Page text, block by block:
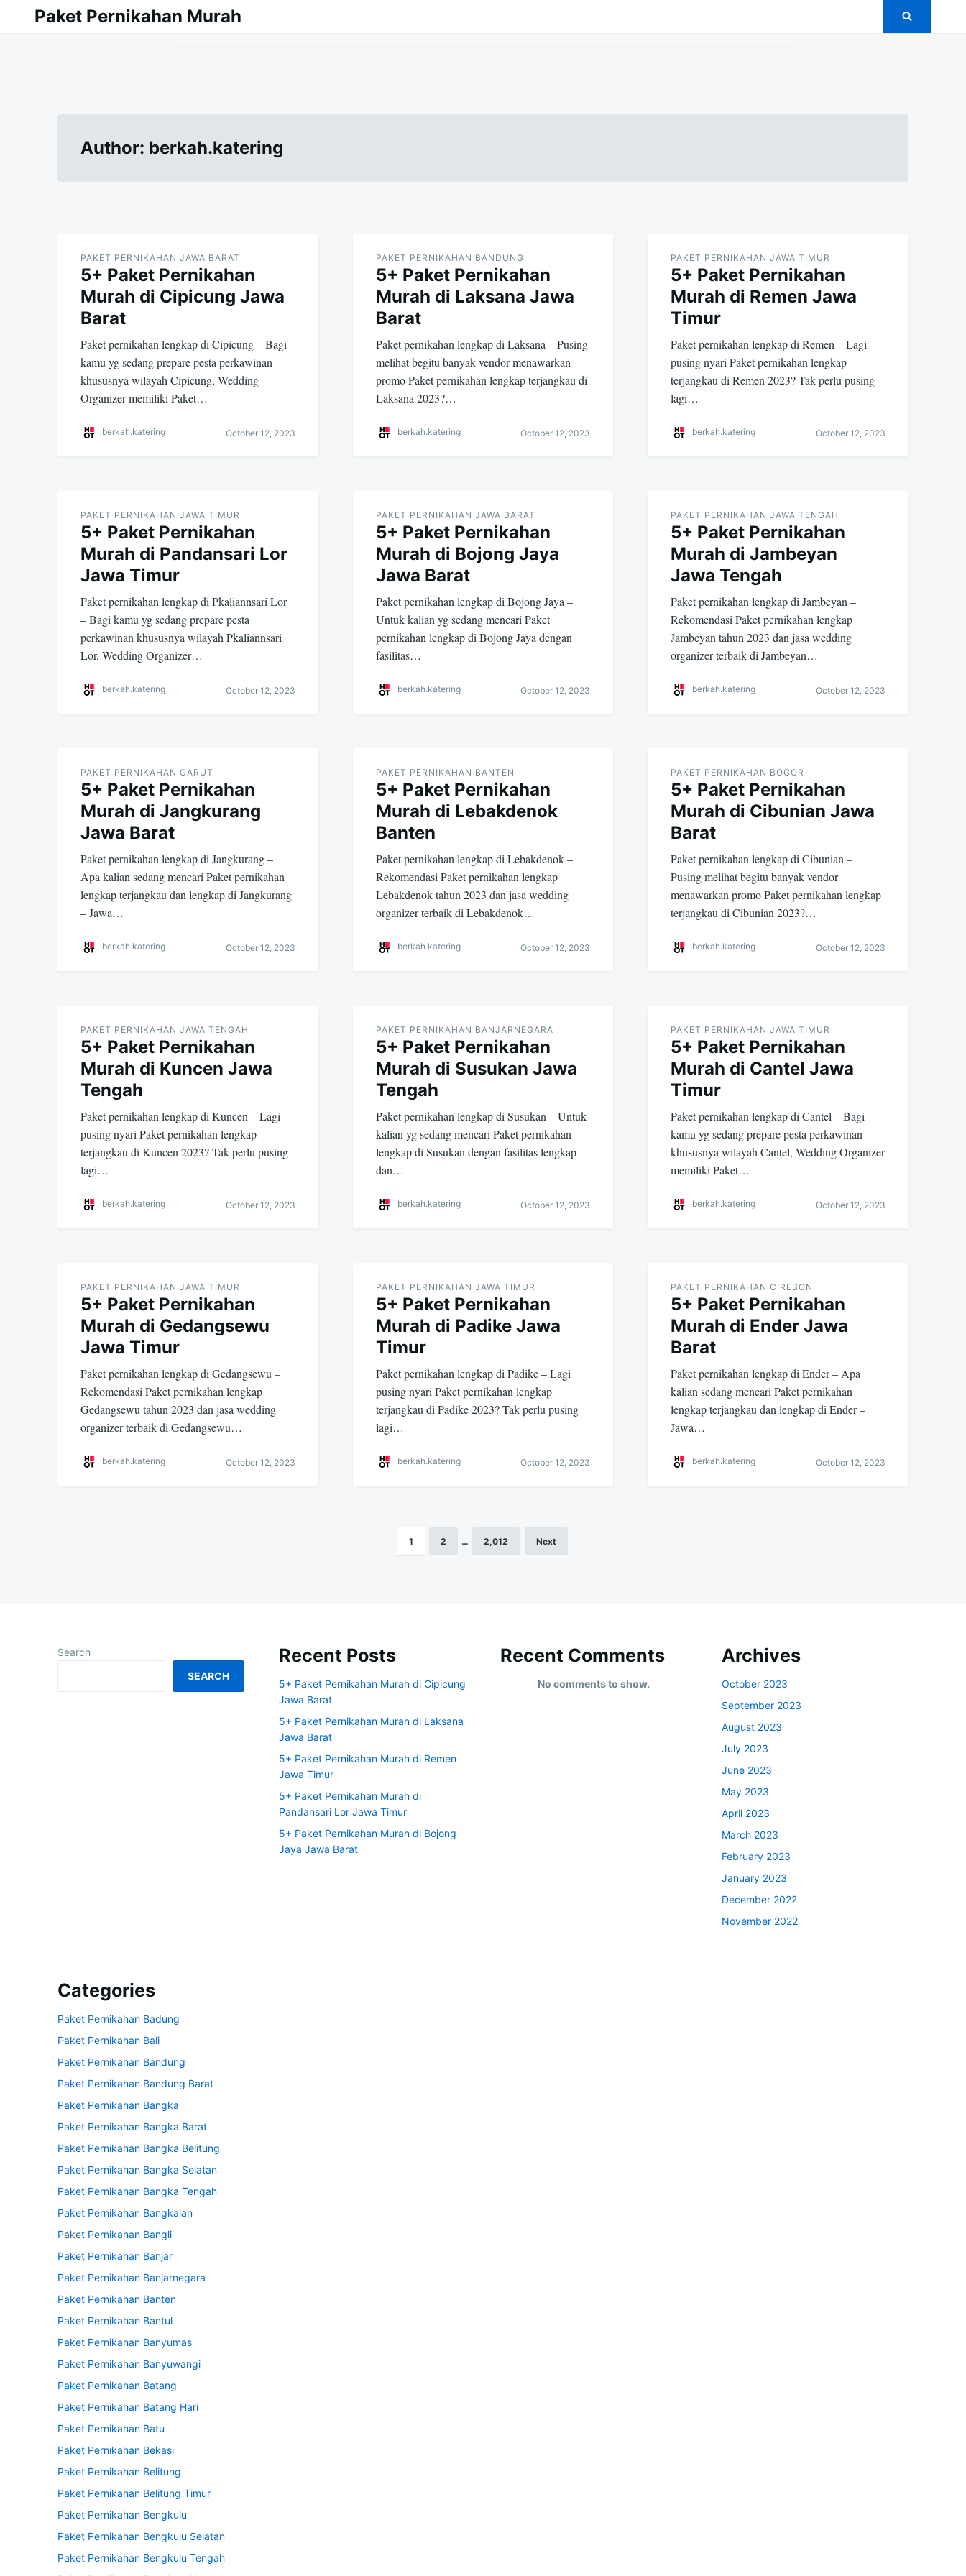
Search
Paket Pernikahan Murah
Author: berkah.katering
PAKET PERNIKAHAN JAWA BARAT
5+ Paket Pernikahan
Murah di Cipicung Jawa
Barat
Paket pernikahan lengkap di Cipicung – Bagi
kamu yg sedang prepare pesta perkawinan
khususnya wilayah Cipicung, Wedding
Organizer memiliki Paket…
berkah.katering October 12, 2023
PAKET PERNIKAHAN BANDUNG
5+ Paket Pernikahan
Murah di Laksana Jawa
Barat
Paket pernikahan lengkap di Laksana – Pusing
melihat begitu banyak vendor menawarkan
promo Paket pernikahan lengkap terjangkau di
Laksana 2023?…
berkah.katering October 12, 2023
PAKET PERNIKAHAN JAWA TIMUR
5+ Paket Pernikahan
Murah di Remen Jawa
Timur
Paket pernikahan lengkap di Remen – Lagi
pusing nyari Paket pernikahan lengkap
terjangkau di Remen 2023? Tak perlu pusing
lagi…
berkah.katering October 12, 2023
PAKET PERNIKAHAN JAWA TIMUR
5+ Paket Pernikahan
Murah di Pandansari Lor
Jawa Timur
Paket pernikahan lengkap di Pkaliannsari Lor
– Bagi kamu yg sedang prepare pesta
perkawinan khususnya wilayah Pkaliannsari
Lor, Wedding Organizer…
berkah.katering October 12, 2023
PAKET PERNIKAHAN JAWA BARAT
5+ Paket Pernikahan
Murah di Bojong Jaya
Jawa Barat
Paket pernikahan lengkap di Bojong Jaya –
Untuk kalian yg sedang mencari Paket
pernikahan lengkap di Bojong Jaya dengan
fasilitas…
berkah.katering October 12, 2023
PAKET PERNIKAHAN JAWA TENGAH
5+ Paket Pernikahan
Murah di Jambeyan
Jawa Tengah
Paket pernikahan lengkap di Jambeyan –
Rekomendasi Paket pernikahan lengkap
Jambeyan tahun 2023 dan jasa wedding
organizer terbaik di Jambeyan…
berkah.katering October 12, 2023
PAKET PERNIKAHAN GARUT
5+ Paket Pernikahan
Murah di Jangkurang
Jawa Barat
Paket pernikahan lengkap di Jangkurang –
Apa kalian sedang mencari Paket pernikahan
lengkap terjangkau dan lengkap di Jangkurang
– Jawa…
berkah.katering October 12, 2023
PAKET PERNIKAHAN BANTEN
5+ Paket Pernikahan
Murah di Lebakdenok
Banten
Paket pernikahan lengkap di Lebakdenok –
Rekomendasi Paket pernikahan lengkap
Lebakdenok tahun 2023 dan jasa wedding
organizer terbaik di Lebakdenok…
berkah.katering October 12, 2023
PAKET PERNIKAHAN BOGOR
5+ Paket Pernikahan
Murah di Cibunian Jawa
Barat
Paket pernikahan lengkap di Cibunian –
Pusing melihat begitu banyak vendor
menawarkan promo Paket pernikahan lengkap
terjangkau di Cibunian 2023?…
berkah.katering October 12, 2023
PAKET PERNIKAHAN JAWA TENGAH
5+ Paket Pernikahan
Murah di Kuncen Jawa
Tengah
Paket pernikahan lengkap di Kuncen – Lagi
pusing nyari Paket pernikahan lengkap
terjangkau di Kuncen 2023? Tak perlu pusing
lagi…
berkah.katering October 12, 2023
PAKET PERNIKAHAN BANJARNEGARA
5+ Paket Pernikahan
Murah di Susukan Jawa
Tengah
Paket pernikahan lengkap di Susukan – Untuk
kalian yg sedang mencari Paket pernikahan
lengkap di Susukan dengan fasilitas lengkap
dan…
berkah.katering October 12, 2023
PAKET PERNIKAHAN JAWA TIMUR
5+ Paket Pernikahan
Murah di Cantel Jawa
Timur
Paket pernikahan lengkap di Cantel – Bagi
kamu yg sedang prepare pesta perkawinan
khususnya wilayah Cantel, Wedding Organizer
memiliki Paket…
berkah.katering October 12, 2023
PAKET PERNIKAHAN JAWA TIMUR
5+ Paket Pernikahan
Murah di Gedangsewu
Jawa Timur
Paket pernikahan lengkap di Gedangsewu –
Rekomendasi Paket pernikahan lengkap
Gedangsewu tahun 2023 dan jasa wedding
organizer terbaik di Gedangsewu…
berkah.katering October 12, 2023
PAKET PERNIKAHAN JAWA TIMUR
5+ Paket Pernikahan
Murah di Padike Jawa
Timur
Paket pernikahan lengkap di Padike – Lagi
pusing nyari Paket pernikahan lengkap
terjangkau di Padike 2023? Tak perlu pusing
lagi…
berkah.katering October 12, 2023
PAKET PERNIKAHAN CIREBON
5+ Paket Pernikahan
Murah di Ender Jawa
Barat
Paket pernikahan lengkap di Ender – Apa
kalian sedang mencari Paket pernikahan
lengkap terjangkau dan lengkap di Ender –
Jawa…
berkah.katering October 12, 2023
1 2 … 2,012 Next
Search
SEARCH
Recent Posts
5+ Paket Pernikahan Murah di Cipicung
Jawa Barat
5+ Paket Pernikahan Murah di Laksana
Jawa Barat
5+ Paket Pernikahan Murah di Remen
Jawa Timur
5+ Paket Pernikahan Murah di
Pandansari Lor Jawa Timur
5+ Paket Pernikahan Murah di Bojong
Jaya Jawa Barat
Recent Comments
No comments to show.
Archives
October 2023
September 2023
August 2023
July 2023
June 2023
May 2023
April 2023
March 2023
February 2023
January 2023
December 2022
November 2022
Categories
Paket Pernikahan Badung
Paket Pernikahan Bali
Paket Pernikahan Bandung
Paket Pernikahan Bandung Barat
Paket Pernikahan Bangka
Paket Pernikahan Bangka Barat
Paket Pernikahan Bangka Belitung
Paket Pernikahan Bangka Selatan
Paket Pernikahan Bangka Tengah
Paket Pernikahan Bangkalan
Paket Pernikahan Bangli
Paket Pernikahan Banjar
Paket Pernikahan Banjarnegara
Paket Pernikahan Banten
Paket Pernikahan Bantul
Paket Pernikahan Banyumas
Paket Pernikahan Banyuwangi
Paket Pernikahan Batang
Paket Pernikahan Batang Hari
Paket Pernikahan Batu
Paket Pernikahan Bekasi
Paket Pernikahan Belitung
Paket Pernikahan Belitung Timur
Paket Pernikahan Bengkulu
Paket Pernikahan Bengkulu Selatan
Paket Pernikahan Bengkulu Tengah